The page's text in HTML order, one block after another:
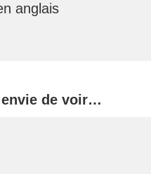
anglais
envie de voir…